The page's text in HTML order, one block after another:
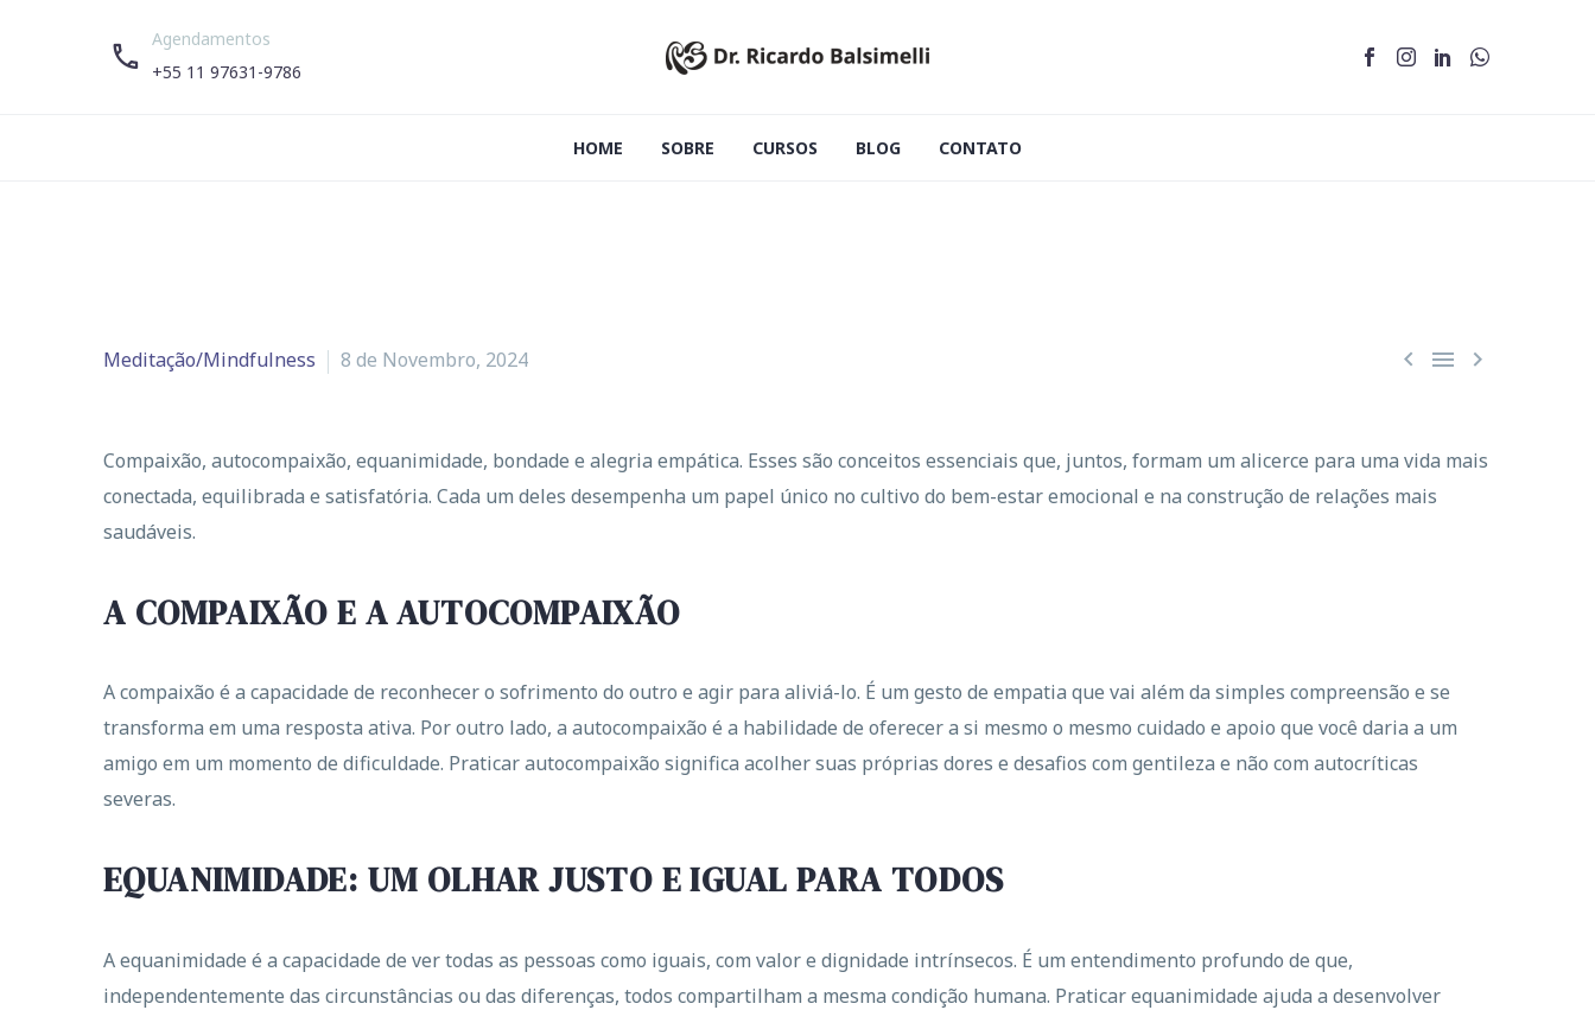


Agendamentos
+55 11 97631-9786
HOME SOBRE CURSOS BLOG CONTATO
  
Meditação/Mindfulness 8 de Novembro, 2024
Compaixão, autocompaixão, equanimidade, bondade e alegria empática. Esses são conceitos essenciais que, juntos, formam um alicerce para uma vida mais
conectada, equilibrada e satisfatória. Cada um deles desempenha um papel único no cultivo do bem-estar emocional e na construção de relações mais
saudáveis.
A COMPAIXÃO E A AUTOCOMPAIXÃO
A compaixão é a capacidade de reconhecer o sofrimento do outro e agir para aliviá-lo. É um gesto de empatia que vai além da simples compreensão e se
transforma em uma resposta ativa. Por outro lado, a autocompaixão é a habilidade de oferecer a si mesmo o mesmo cuidado e apoio que você daria a um
amigo em um momento de dificuldade. Praticar autocompaixão significa acolher suas próprias dores e desafios com gentileza e não com autocríticas
severas.
EQUANIMIDADE: UM OLHAR JUSTO E IGUAL PARA TODOS
A equanimidade é a capacidade de ver todas as pessoas como iguais, com valor e dignidade intrínsecos. É um entendimento profundo de que,
independentemente das circunstâncias ou das diferenças, todos compartilham a mesma condição humana. Praticar equanimidade ajuda a desenvolver